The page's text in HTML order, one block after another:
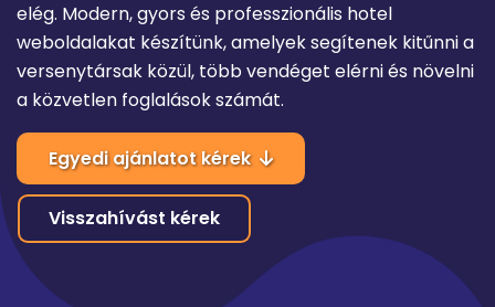
elég. Modern, gyors és professzionális hotel
weboldalakat készítünk, amelyek segítenek kitűnni a
versenytársak közül, több vendéget elérni és növelni
a közvetlen foglalások számát.
Egyedi ajánlatot kérek
Visszahívást kérek